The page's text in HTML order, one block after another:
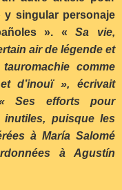
y singular personaje
». «Sa vie,
air de légende et
comme
d’inouï », écrivait
Ses efforts pour
puisque les
à María Salomé
à Agustín